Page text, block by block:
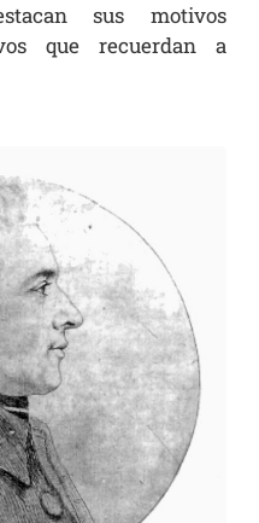
sus motivos
que recuerdan a